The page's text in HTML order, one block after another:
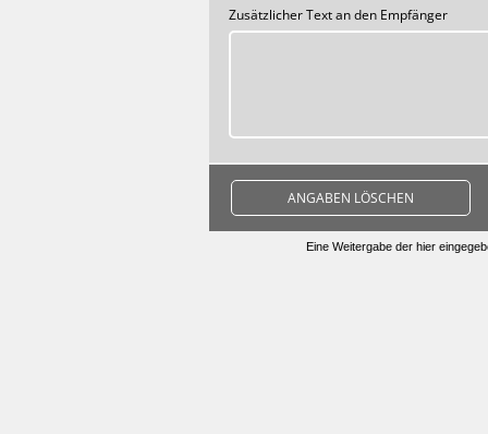
Zusätzlicher Text an den Empfänger
ANGABEN LÖSCHEN
Eine Weitergabe der hier